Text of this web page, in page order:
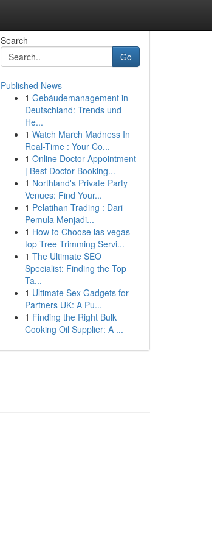
Search
Go
Published News
1 Gebäudemanagement in
Deutschland: Trends und
He...
1 Watch March Madness In
Real-Time : Your Co...
1 Online Doctor Appointment
| Best Doctor Booking...
1 Northland's Private Party
Venues: Find Your...
1 Pelatihan Trading : Dari
Pemula Menjadi...
1 How to Choose las vegas
top Tree Trimming Servi...
1 The Ultimate SEO
Specialist: Finding the Top
Ta...
1 Ultimate Sex Gadgets for
Partners UK: A Pu...
1 Finding the Right Bulk
Cooking Oil Supplier: A ...